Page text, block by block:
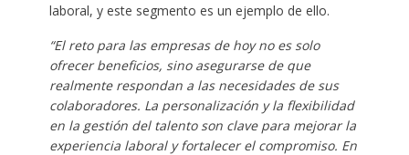
laboral, y este segmento es un ejemplo de ello.
“El reto para las empresas de hoy no es solo
ofrecer beneficios, sino asegurarse de que
realmente respondan a las necesidades de sus
colaboradores. La personalización y la flexibilidad
en la gestión del talento son clave para mejorar la
experiencia laboral y fortalecer el compromiso. En